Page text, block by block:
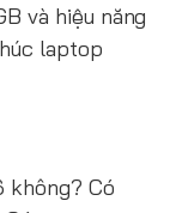
và hiệu năng
laptop
không? Có